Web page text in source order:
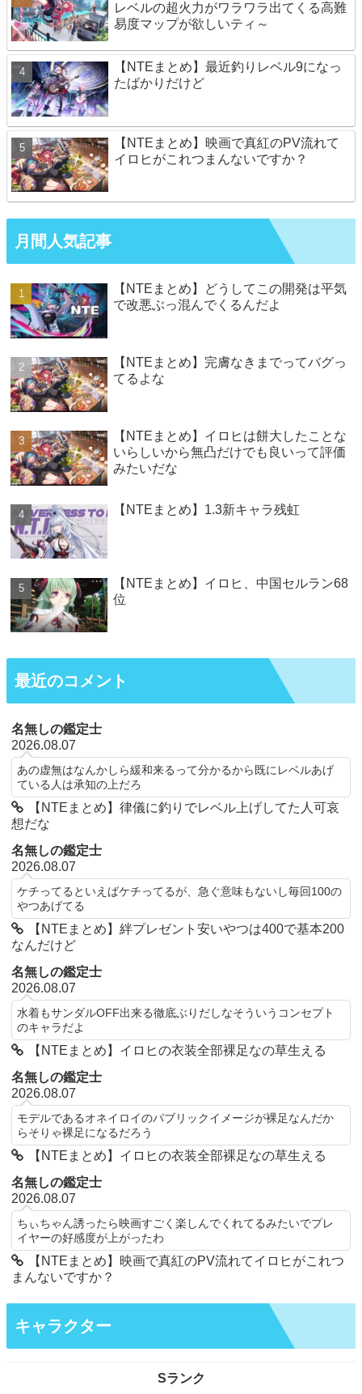
レベルの超火力がワラワラ出てくる高難
易度マップが欲しいティ～
【NTEまとめ】最近釣りレベル9になっ
たばかりだけど
【NTEまとめ】映画で真紅のPV流れて
イロヒがこれつまんないですか？
月間人気記事
【NTEまとめ】どうしてこの開発は平気
で改悪ぶっ混んでくるんだよ
【NTEまとめ】完膚なきまでってバグっ
てるよな
【NTEまとめ】イロヒは餅大したことな
いらしいから無凸だけでも良いって評価
みたいだな
【NTEまとめ】1.3新キャラ残虹
【NTEまとめ】イロヒ、中国セルラン68
位
最近のコメント
名無しの鑑定士
2026.08.07
あの虚無はなんかしら緩和来るって分かるから既にレベルあげ
ている人は承知の上だろ
【NTEまとめ】律儀に釣りでレベル上げしてた人可哀
想だな
名無しの鑑定士
2026.08.07
ケチってるといえばケチってるが、急ぐ意味もないし毎回100の
やつあげてる
【NTEまとめ】絆プレゼント安いやつは400で基本200
なんだけど
名無しの鑑定士
2026.08.07
水着もサンダルOFF出来る徹底ぶりだしなそういうコンセプト
のキャラだよ
【NTEまとめ】イロヒの衣装全部裸足なの草生える
名無しの鑑定士
2026.08.07
モデルであるオネイロイのパブリックイメージが裸足なんだか
らそりゃ裸足になるだろう
【NTEまとめ】イロヒの衣装全部裸足なの草生える
名無しの鑑定士
2026.08.07
ちぃちゃん誘ったら映画すごく楽しんでくれてるみたいでプレ
イヤーの好感度が上がったわ
【NTEまとめ】映画で真紅のPV流れてイロヒがこれつ
まんないですか？
キャラクター
Sランク